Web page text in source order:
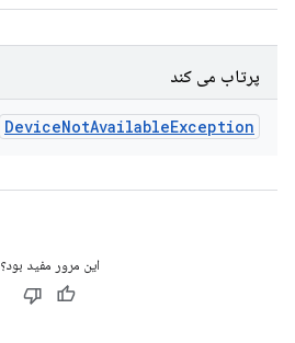
پرتاب می کند
DeviceNotAvailableException
این مرور مفید بود؟